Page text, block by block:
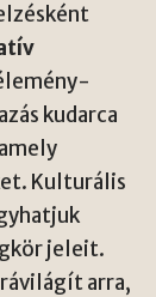
kudarca
Kulturális
jeleit.
arra,